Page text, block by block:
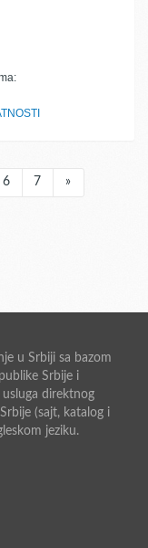
6 7 »
u Srbiji sa bazom
Srbije i
direktnog
(sajt, katalog i
jeziku.